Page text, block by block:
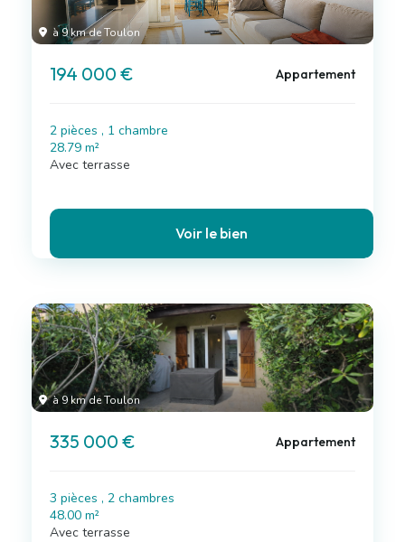
à 9 km de Toulon
194 000 € Appartement
2 pièces , 1 chambre
28.79 m²
Avec terrasse
Voir le bien
à 9 km de Toulon
335 000 € Appartement
3 pièces , 2 chambres
48.00 m²
Avec terrasse